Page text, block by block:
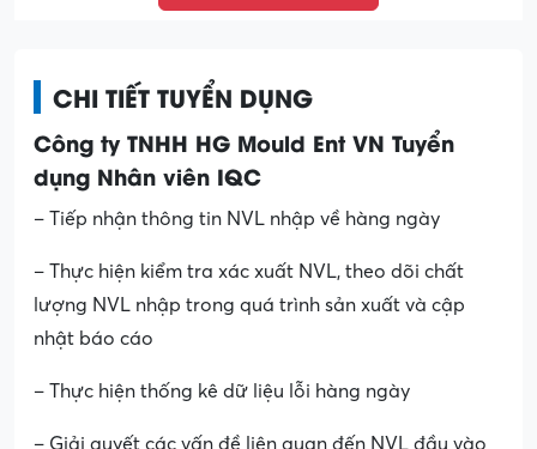
CHI TIẾT TUYỂN DỤNG
Công ty TNHH HG Mould Ent VN Tuyển
dụng Nhân viên IQC
– Tiếp nhận thông tin NVL nhập về hàng ngày
– Thực hiện kiểm tra xác xuất NVL, theo dõi chất
lượng NVL nhập trong quá trình sản xuất và cập
nhật báo cáo
– Thực hiện thống kê dữ liệu lỗi hàng ngày
– Giải quyết các vấn đề liên quan đến NVL đầu vào